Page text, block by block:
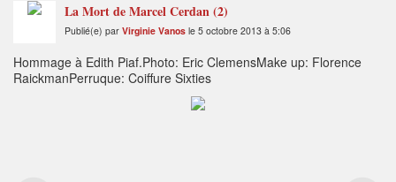
La Mort de Marcel Cerdan (2)
Publié(e) par Virginie Vanos le 5 octobre 2013 à 5:06
Hommage à Edith Piaf.Photo: Eric ClemensMake up: Florence
RaickmanPerruque: Coiffure Sixties